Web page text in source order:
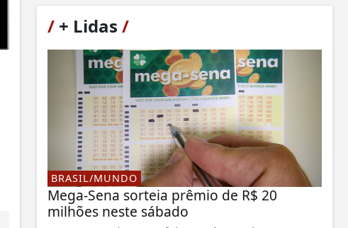
/+ Lidas /
BRASIL/MUNDO
Mega-Sena sorteia prêmio de R$ 20
milhões neste sábado